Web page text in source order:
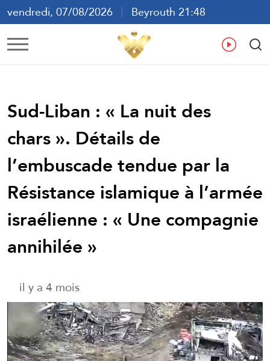
vendredi, 07/08/2026
Beyrouth 21:48
ع
Sud-Liban : « La nuit des
chars ». Détails de
l’embuscade tendue par la
Résistance islamique à l’armée
israélienne : « Une compagnie
annihilée »
il y a 4 mois